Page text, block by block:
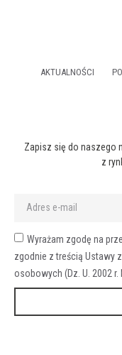
AKTUALNOŚCI
Zapisz się do naszego
z
Wyrażam zgodę na
zgodnie z treścią Ustawy
osobowych (Dz. U. 2002 r.